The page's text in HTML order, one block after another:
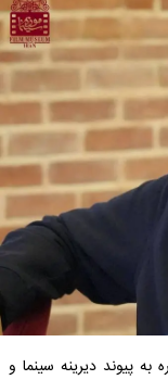
پیوند دیرینه سینما و